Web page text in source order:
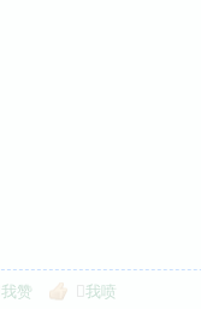
我赞 我喷